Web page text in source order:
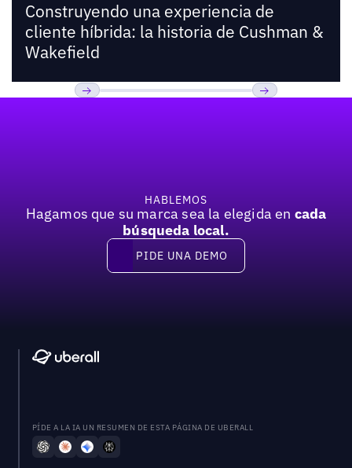
Construyendo una experiencia de
cliente híbrida: la historia de Cushman &
Wakefield
HABLEMOS
Hagamos que su marca sea la elegida en cada
búsqueda local.
Pide una demo
PIDE UNA DEMO
PÍDE A LA IA UN RESUMEN DE ESTA PÁGINA DE UBERALL